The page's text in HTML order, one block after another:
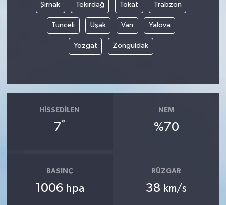
Şırnak Tekirdağ Tokat Trabzon
Tunceli Uşak Van Yalova
Yozgat Zonguldak
HISSEDILEN
7°
NEM
%70
BASINÇ
1006 hpa
RÜZGAR
38 km/s